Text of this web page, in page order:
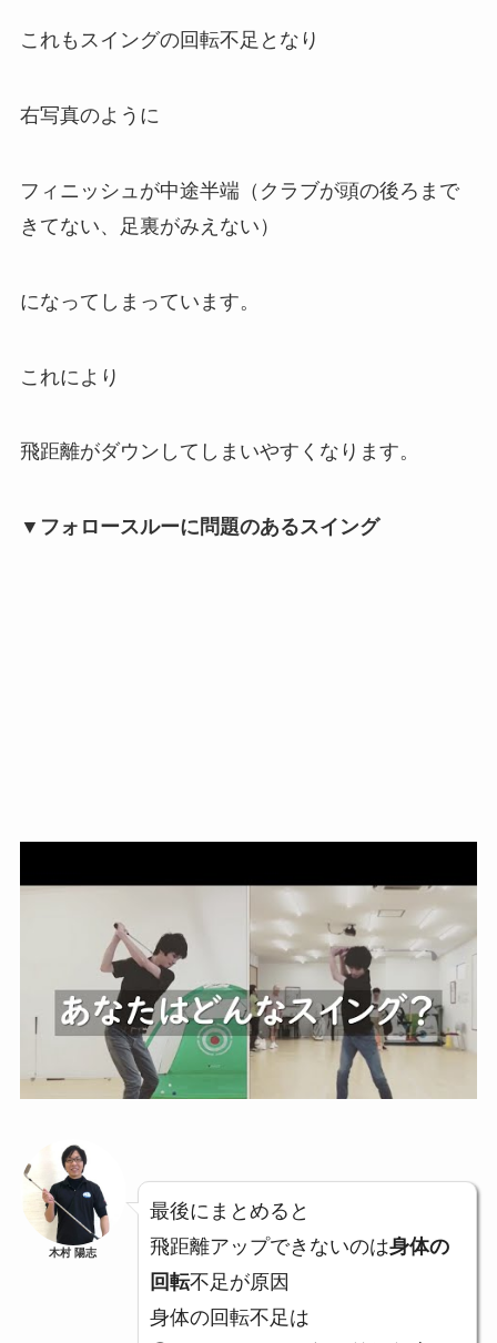
これもスイングの回転不足となり
右写真のように
フィニッシュが中途半端（クラブが頭の後ろまで
きてない、足裏がみえない）
になってしまっています。
これにより
飛距離がダウンしてしまいやすくなります。
▼フォロースルーに問題のあるスイング
木村 陽志
最後にまとめると
飛距離アップできないのは身体の
回転不足が原因
身体の回転不足は